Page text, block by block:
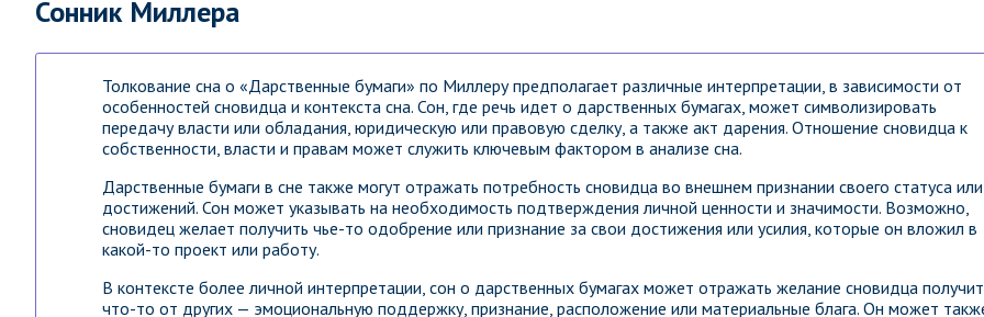
Сонник Миллера
Толкование сна о «Дарственные бумаги» по Миллеру предполагает различные интерпретации, в зависимости от
особенностей сновидца и контекста сна. Сон, где речь идет о дарственных бумагах, может символизировать
передачу власти или обладания, юридическую или правовую сделку, а также акт дарения. Отношение сновидца к
собственности, власти и правам может служить ключевым фактором в анализе сна.
Дарственные бумаги в сне также могут отражать потребность сновидца во внешнем признании своего статуса или
достижений. Сон может указывать на необходимость подтверждения личной ценности и значимости. Возможно,
сновидец желает получить чье-то одобрение или признание за свои достижения или усилия, которые он вложил в
какой-то проект или работу.
В контексте более личной интерпретации, сон о дарственных бумагах может отражать желание сновидца
что-то от других — эмоциональную поддержку, признание, расположение или материальные блага. Он может